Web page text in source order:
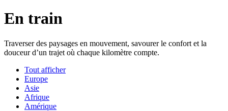
En train
Traverser des paysages en mouvement, savourer le confort et la
douceur d’un trajet où chaque kilomètre compte.
Tout afficher
Europe
Asie
Afrique
Amérique